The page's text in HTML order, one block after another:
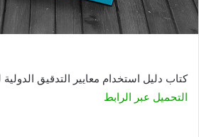
كتاب دليل استخدام معايير التدقيق
التحميل عبر الرابط